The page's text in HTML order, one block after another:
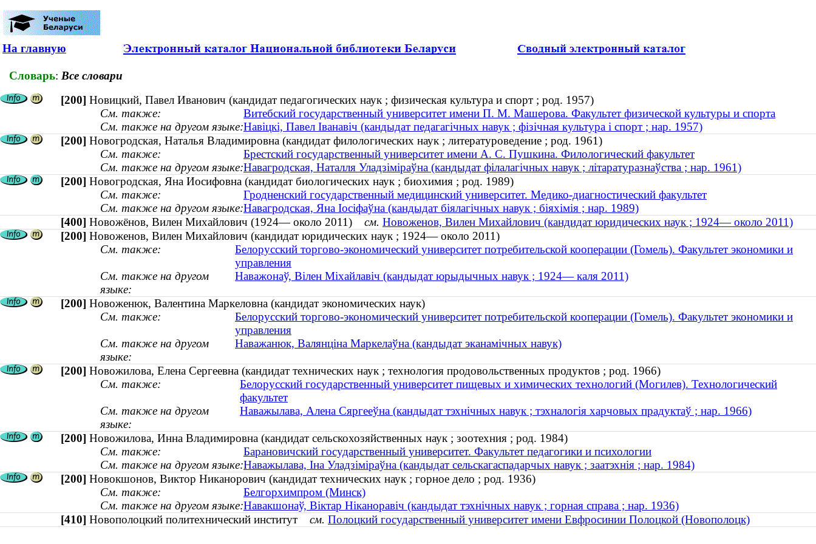
На главную
Словарь: Все словари
[200] Новицкий, Павел Иванович (кандидат педагогических наук ; физическая культура и спорт ; род. 1957)
См. также:
Витебский государственный университет имени П. М. Машерова. Факультет физической культуры и спорта
См. также на другом языке:Навіцкі, Павел Іванавіч (кандыдат педагагічных навук ; фізічная культура і спорт ; нар. 1957)
[200] Новогродская, Наталья Владимировна (кандидат филологических наук ; литературоведение ; род. 1961)
См. также:
Брестский государственный университет имени А. С. Пушкина. Филологический факультет
См. также на другом языке:Навагродская, Наталля Уладзіміраўна (кандыдат філалагічных навук ; літаратуразнаўства ; нар. 1961)
[200] Новогродская, Яна Иосифовна (кандидат биологических наук ; биохимия ; род. 1989)
См. также:
Гродненский государственный медицинский университет. Медико-диагностический факультет
См. также на другом языке:Навагродская, Яна Іосіфаўна (кандыдат біялагічных навук ; біяхімія ; нар. 1989)
[400] Новожёнов, Вилен Михайлович (1924— около 2011) см. Новоженов, Вилен Михайлович (кандидат юридических наук ; 1924— около 2011)
[200] Новоженов, Вилен Михайлович (кандидат юридических наук ; 1924— около 2011)
См. также:
Белорусский торгово-экономический университет потребительской кооперации (Гомель). Факультет экономики и
управления
См. также на другом
языке:
Наважонаў, Вілен Міхайлавіч (кандыдат юрыдычных навук ; 1924— каля 2011)
[200] Новоженюк, Валентина Маркеловна (кандидат экономических наук)
См. также:
Белорусский торгово-экономический университет потребительской кооперации (Гомель). Факультет экономики и
управления
См. также на другом
языке:
Наважанюк, Валянціна Маркелаўна (кандыдат эканамічных навук)
[200] Новожилова, Елена Сергеевна (кандидат технических наук ; технология продовольственных продуктов ; род. 1966)
См. также:
Белорусский государственный университет пищевых и химических технологий (Могилев). Технологический
факультет
См. также на другом
языке:
Наважылава, Алена Сяргееўна (кандыдат тэхнічных навук ; тэхналогія харчовых прадуктаў ; нар. 1966)
[200] Новожилова, Инна Владимировна (кандидат сельскохозяйственных наук ; зоотехния ; род. 1984)
См. также:
Барановичский государственный университет. Факультет педагогики и психологии
См. также на другом языке:Наважылава, Іна Уладзіміраўна (кандыдат сельскагаспадарчых навук ; заатэхнія ; нар. 1984)
[200] Новокшонов, Виктор Никанорович (кандидат технических наук ; горное дело ; род. 1936)
См. также:
Белгорхимпром (Минск)
См. также на другом языке:Навакшонаў, Віктар Ніканоравіч (кандыдат тэхнічных навук ; горная справа ; нар. 1936)
[410] Новополоцкий политехнический институт см. Полоцкий государственный университет имени Евфросинии Полоцкой (Новополоцк)